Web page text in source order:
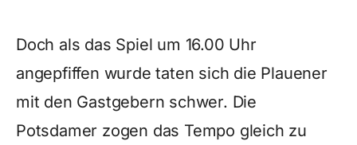
Doch als das Spiel um 16.00 Uhr
angepfiffen wurde taten sich die Plauener
mit den Gastgebern schwer. Die
Potsdamer zogen das Tempo gleich zu